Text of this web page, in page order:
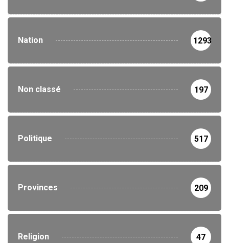
Nation 1293
Non classé 197
Politique 517
Provinces 209
Religion 47